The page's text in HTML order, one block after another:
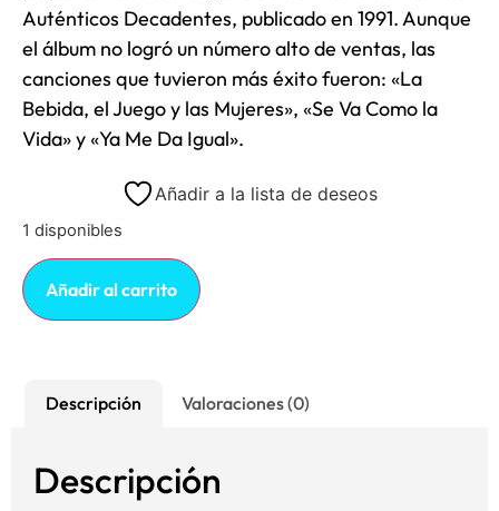
Auténticos Decadentes,​ publicado en 1991.​ Aunque
el álbum no logró un número alto de ventas, las
canciones que tuvieron más éxito fueron: «La
Bebida, el Juego y las Mujeres», «Se Va Como la
Vida» y «Ya Me Da Igual».
Añadir a la lista de deseos
1 disponibles
Añadir al carrito
Descripción Valoraciones (0)
Descripción